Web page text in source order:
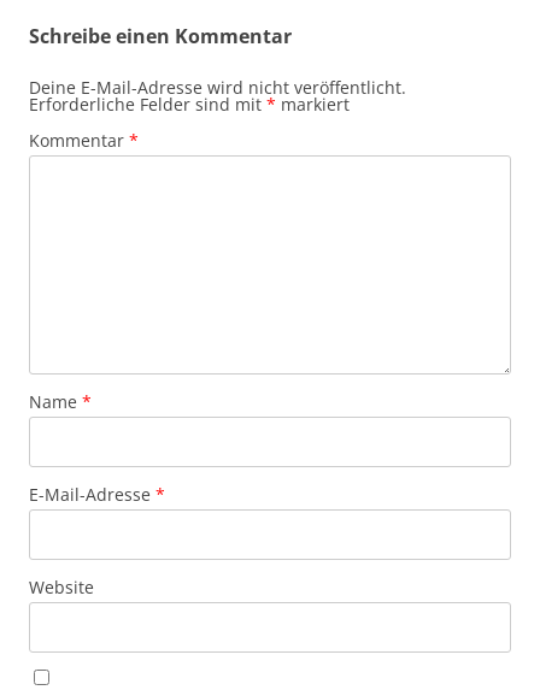
Schreibe einen Kommentar
Deine E-Mail-Adresse wird nicht veröffentlicht.
Erforderliche Felder sind mit * markiert
Kommentar *
Name *
E-Mail-Adresse *
Website